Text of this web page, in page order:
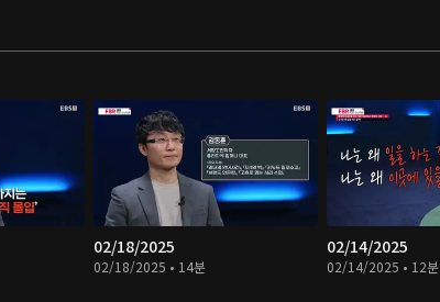
02/18/2025
02/18/2025 • 14분
02/14/2025
02/14/2025 • 12분